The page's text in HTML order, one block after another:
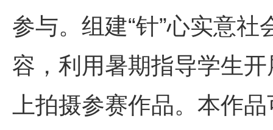
参与。组建“针”心实意
容，利用暑期指导学生
上拍摄参赛作品。本作